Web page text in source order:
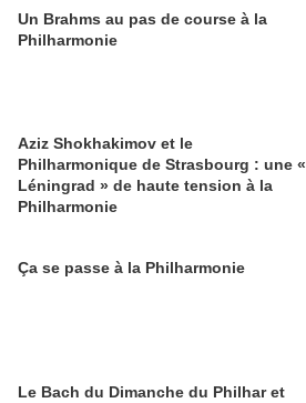
Un Brahms au pas de course à la
Philharmonie
Aziz Shokhakimov et le
Philharmonique de Strasbourg : une «
Léningrad » de haute tension à la
Philharmonie
Ça se passe à la Philharmonie
Le Bach du Dimanche du Philhar et